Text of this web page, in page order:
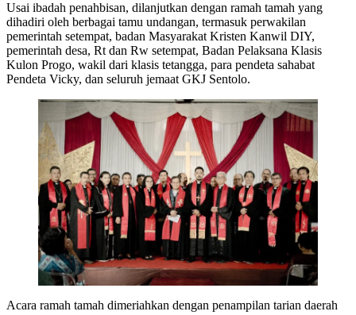
Usai ibadah penahbisan, dilanjutkan dengan ramah tamah yang
dihadiri oleh berbagai tamu undangan, termasuk perwakilan
pemerintah setempat, badan Masyarakat Kristen Kanwil DIY,
pemerintah desa, Rt dan Rw setempat, Badan Pelaksana Klasis
Kulon Progo, wakil dari klasis tetangga, para pendeta sahabat
Pendeta Vicky, dan seluruh jemaat GKJ Sentolo.
Acara ramah tamah dimeriahkan dengan penampilan tarian daerah